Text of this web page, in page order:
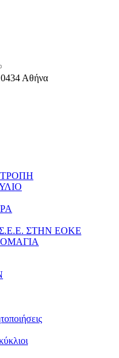
Αθήνα
ΣΤΗΝ ΕΟΚΕ